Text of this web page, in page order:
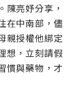
陳亮妤分享，
在中南部，儘
親授權他綁定
想，立刻請假
慣與藥物，才